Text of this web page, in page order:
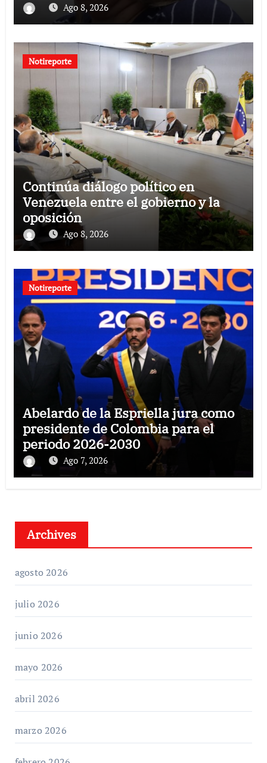
Ago 8, 2026
Notireporte
Continúa diálogo político en
Venezuela entre el gobierno y la
oposición
Ago 8, 2026
Notireporte
Abelardo de la Espriella jura como
presidente de Colombia para el
periodo 2026-2030
Ago 7, 2026
Archives
agosto 2026
julio 2026
junio 2026
mayo 2026
abril 2026
marzo 2026